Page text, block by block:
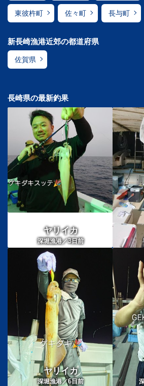
東彼杵町 佐々町 長与町
新長崎漁港近郊の都道府県
佐賀県
長崎県の最新釣果
ヤリイカ
深堀漁港／3日前
ヤリイカ
深堀漁港／6日前